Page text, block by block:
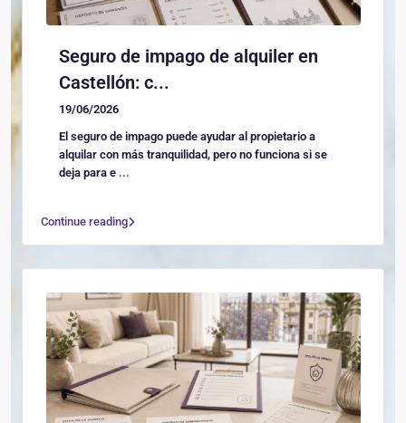
Seguro de impago de alquiler en
Castellón: c...
19/06/2026
El seguro de impago puede ayudar al propietario a
alquilar con más tranquilidad, pero no funciona si se
deja para e ...
Continue reading